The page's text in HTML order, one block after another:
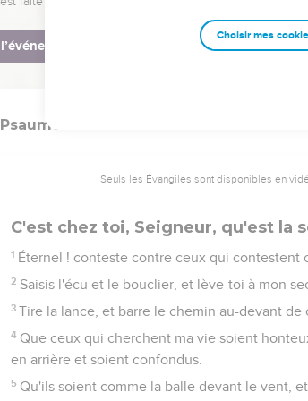
Le mal fera mourir le méchant ; et ceux qui
22 L'Éternel rachète l'âme de ses serviteurs ;
coupable.
Psaumes
Seuls les Évangiles sont disponibles en
C'est chez toi, Seigneur, qu'est la
1 Éternel ! conteste contre ceux qui contestent
2 Saisis l'écu et le bouclier, et lève-toi à mon
3 Tire la lance, et barre le chemin au-devant
4 Que ceux qui cherchent ma vie soient
en arrière et soient confondus.
5 Qu'ils soient comme la balle devant le vent,
Choisir mes